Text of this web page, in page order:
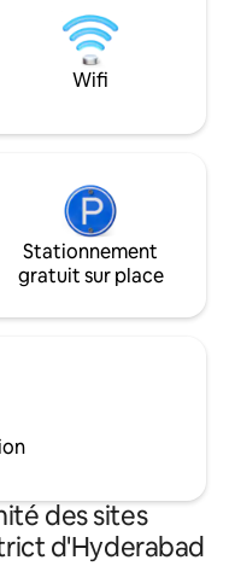
le
parfait pour le «
moments
pour les couples
Wifi
Stationnement
gratuit sur place
des sites
d'Hyderabad